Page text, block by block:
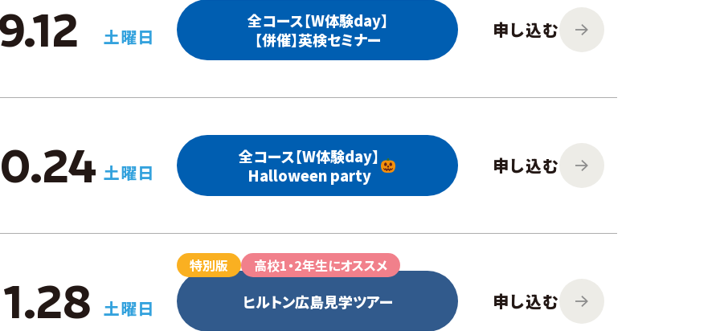
土曜日
全コース【W体験day】
【併催】英検セミナー
申し込む
土曜日
全コース【W体験day】
Halloween party
申し込む
土曜日
特別版 高校1・2年生にオススメ
ヒルトン広島⾒学ツアー 申し込む